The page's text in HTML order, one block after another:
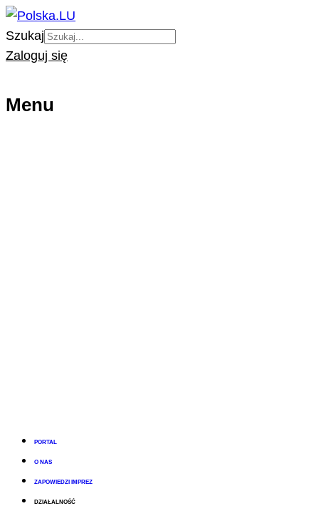
Szukaj
Zaloguj się
Menu
PORTAL
O NAS
ZAPOWIEDZI IMPREZ
DZIAŁALNOŚĆ